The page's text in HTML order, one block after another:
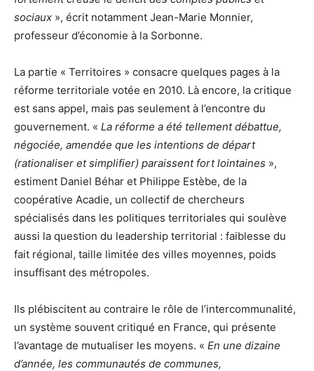
sociaux », écrit notamment Jean-Marie Monnier,
professeur d’économie à la Sorbonne.
La partie « Territoires » consacre quelques pages à la
réforme territoriale votée en 2010. Là encore, la critique
est sans appel, mais pas seulement à l’encontre du
gouvernement. « La réforme a été tellement débattue,
négociée, amendée que les intentions de départ
(rationaliser et simplifier) paraissent fort lointaines »,
estiment Daniel Béhar et Philippe Estèbe, de la
coopérative Acadie, un collectif de chercheurs
spécialisés dans les politiques territoriales qui soulève
aussi la question du leadership territorial : faiblesse du
fait régional, taille limitée des villes moyennes, poids
insuffisant des métropoles.
Ils plébiscitent au contraire le rôle de l’intercommunalité,
un système souvent critiqué en France, qui présente
l’avantage de mutualiser les moyens. « En une dizaine
d’année, les communautés de communes,